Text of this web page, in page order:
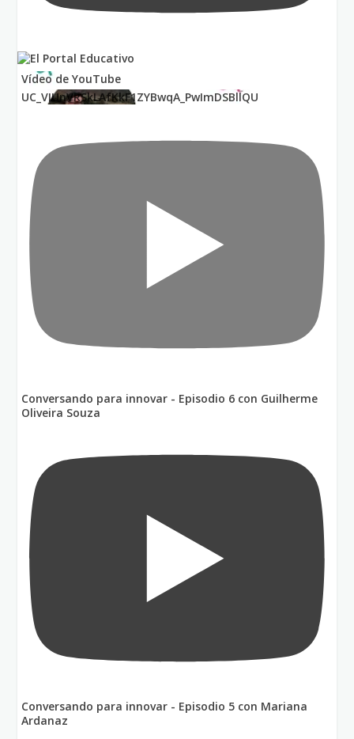
Vídeo de YouTube
UC_VIUnVRSkLAfKkF1ZYBwqA_PwImDSBllQU
Conversando para innovar - Episodio 6 con Guilherme
Oliveira Souza
Conversando para innovar - Episodio 5 con Mariana
Ardanaz